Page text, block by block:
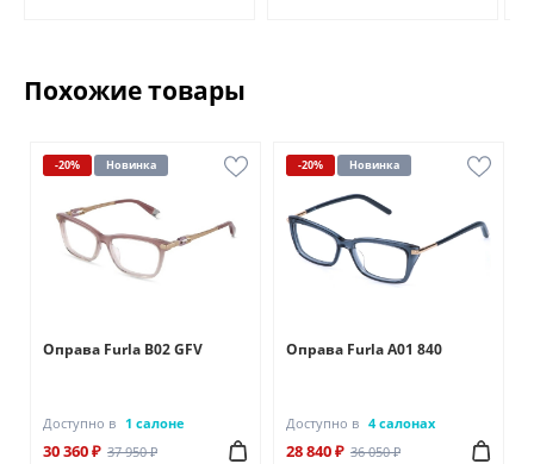
Похожие товары
-20% Новинка
Оправа Furla B02 GFV
Доступно в 1 салоне
30 360 ₽ 37 950 ₽
-20% Новинка
Оправа Furla A01 840
Доступно в 4 салонах
28 840 ₽ 36 050 ₽